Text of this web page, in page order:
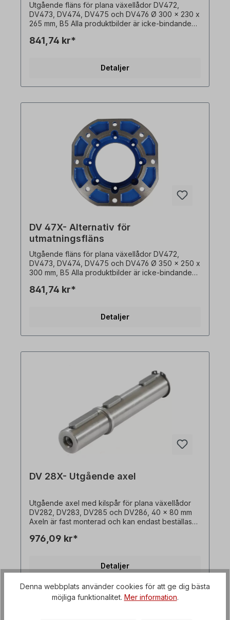
Utgående fläns för plana växellådor DV472,
DV473, DV474, DV475 och DV476 Ø 300 x 230 x
265 mm, B5 Alla produktbilder är icke-bindande
841,74 kr*
Detaljer
DV 47X- Alternativ för
utmatningsfläns
Utgående fläns för plana växellådor DV472,
DV473, DV474, DV475 och DV476 Ø 350 x 250 x
300 mm, B5 Alla produktbilder är icke-bindande
841,74 kr*
Detaljer
DV 28X- Utgående axel
Utgående axel med kilspår för plana växellådor
DV282, DV283, DV285 och DV286, 40 x 80 mm
Axeln är fast monterad och kan endast beställas
är icke-bindande exempel! Med reservation för
976,09 kr*
Detaljer
Denna webbplats använder cookies för att ge dig bästa
möjliga funktionalitet. Mer information.